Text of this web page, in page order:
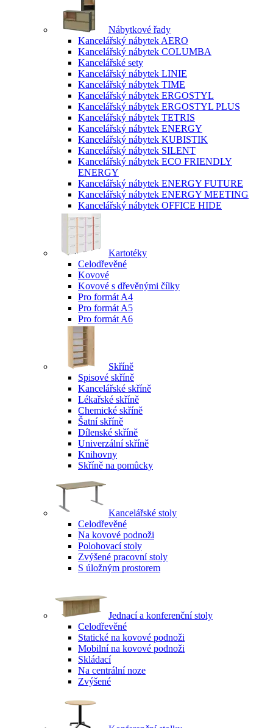
Nábytkové řady
Kancelářský nábytek AERO
Kancelářský nábytek COLUMBA
Kancelářské sety
Kancelářský nábytek LINIE
Kancelářský nábytek TIME
Kancelářský nábytek ERGOSTYL
Kancelářský nábytek ERGOSTYL PLUS
Kancelářský nábytek TETRIS
Kancelářský nábytek ENERGY
Kancelářský nábytek KUBISTIK
Kancelářský nábytek SILENT
Kancelářský nábytek ECO FRIENDLY
ENERGY
Kancelářský nábytek ENERGY FUTURE
Kancelářský nábytek ENERGY MEETING
Kancelářský nábytek OFFICE HIDE
Kartotéky
Celodřevěné
Kovové
Kovové s dřevěnými čílky
Pro formát A4
Pro formát A5
Pro formát A6
Skříně
Spisové skříně
Kancelářské skříně
Lékařské skříně
Chemické skříně
Šatní skříně
Dílenské skříně
Univerzální skříně
Knihovny
Skříně na pomůcky
Kancelářské stoly
Celodřevěné
Na kovové podnoži
Polohovací stoly
Zvýšené pracovní stoly
S úložným prostorem
Jednací a konferenční stoly
Celodřevěné
Statické na kovové podnoži
Mobilní na kovové podnoži
Skládací
Na centrální noze
Zvýšené